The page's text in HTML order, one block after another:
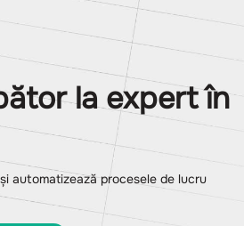
la expert în
automatizează procesele de lucru